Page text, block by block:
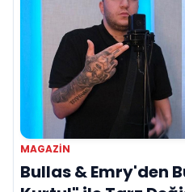
MAGAZIN
Bullas & Emry'den